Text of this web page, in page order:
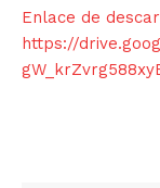
Enlace de
https://